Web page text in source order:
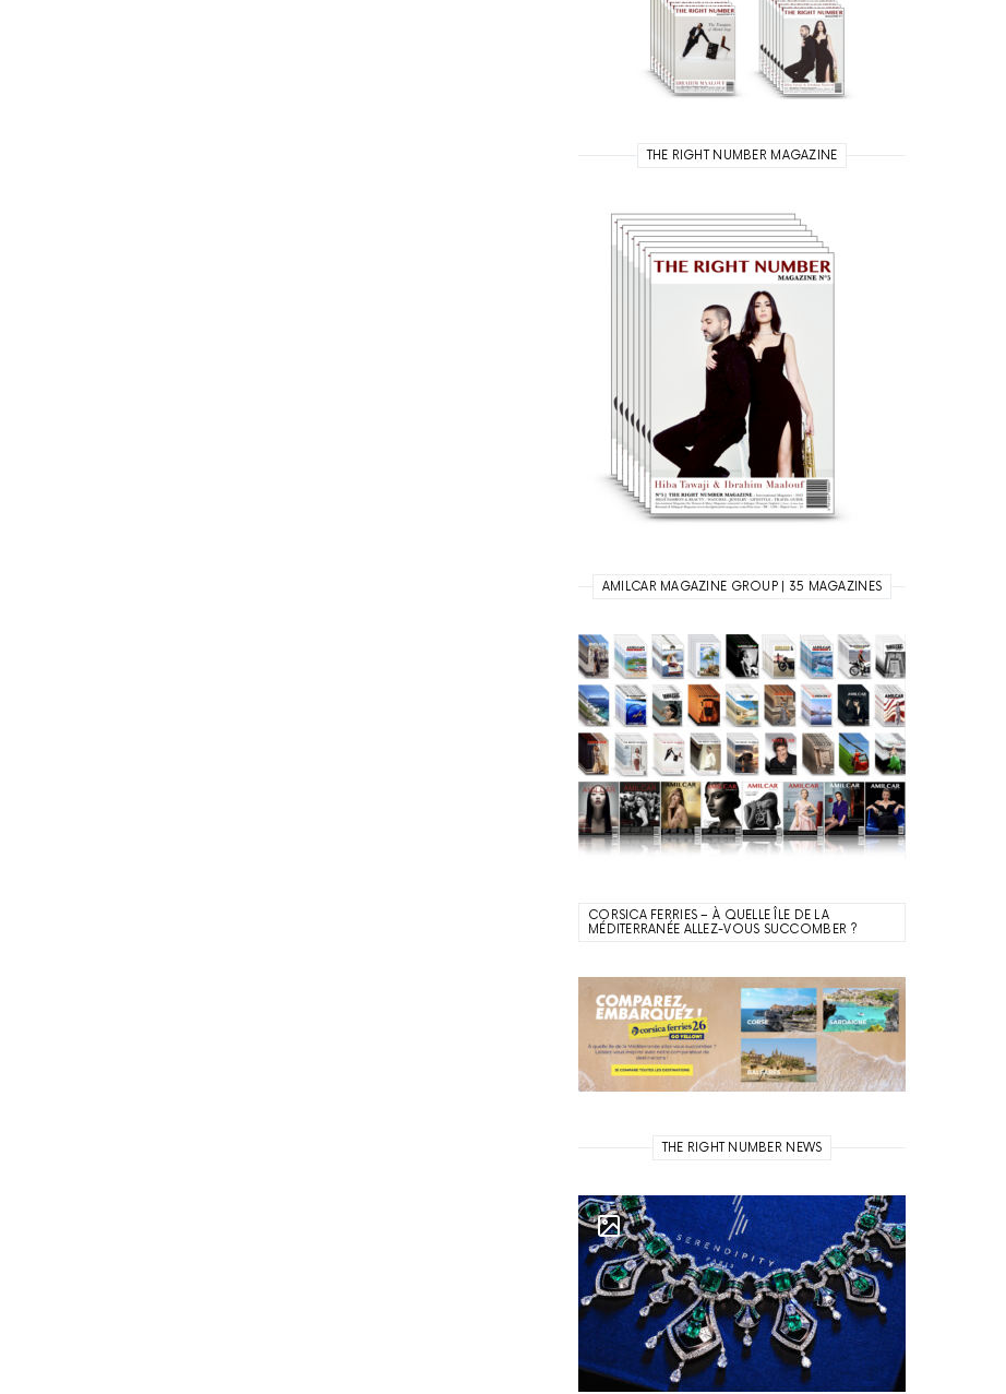
THE RIGHT NUMBER MAGAZINE
AMILCAR MAGAZINE GROUP | 35 MAGAZINES
CORSICA FERRIES – À QUELLE ÎLE DE LA
MÉDITERRANÉE ALLEZ-VOUS SUCCOMBER ?
THE RIGHT NUMBER NEWS